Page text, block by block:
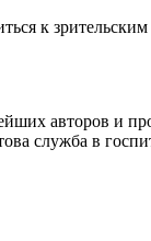
к
авторов и
служба в